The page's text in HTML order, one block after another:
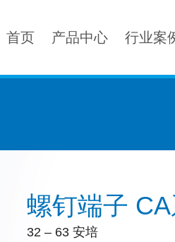
首页 产品中心 行业案
螺钉端子
32 – 63 安培